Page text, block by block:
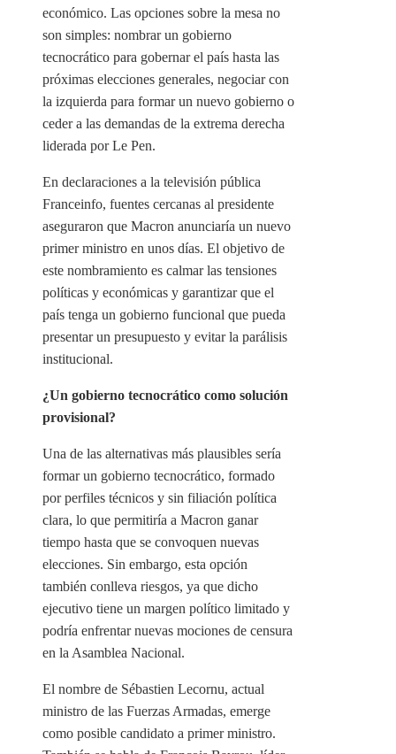
económico. Las opciones sobre la mesa no
son simples: nombrar un gobierno
tecnocrático para gobernar el país hasta las
próximas elecciones generales, negociar con
la izquierda para formar un nuevo gobierno o
ceder a las demandas de la extrema derecha
liderada por Le Pen.
En declaraciones a la televisión pública
Franceinfo, fuentes cercanas al presidente
aseguraron que Macron anunciaría un nuevo
primer ministro en unos días. El objetivo de
este nombramiento es calmar las tensiones
políticas y económicas y garantizar que el
país tenga un gobierno funcional que pueda
presentar un presupuesto y evitar la parálisis
institucional.
¿Un gobierno tecnocrático como solución
provisional?
Una de las alternativas más plausibles sería
formar un gobierno tecnocrático, formado
por perfiles técnicos y sin filiación política
clara, lo que permitiría a Macron ganar
tiempo hasta que se convoquen nuevas
elecciones. Sin embargo, esta opción
también conlleva riesgos, ya que dicho
ejecutivo tiene un margen político limitado y
podría enfrentar nuevas mociones de censura
en la Asamblea Nacional.
El nombre de Sébastien Lecornu, actual
ministro de las Fuerzas Armadas, emerge
como posible candidato a primer ministro.